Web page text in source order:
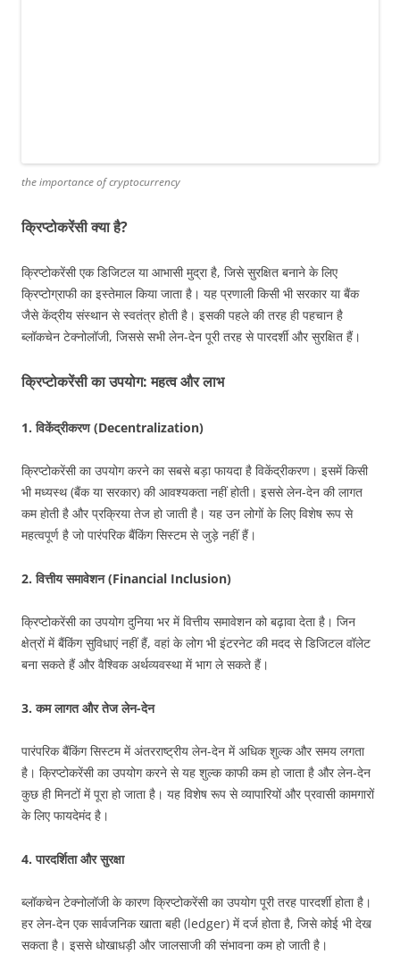
the importance of cryptocurrency
क्रिप्टोकरेंसी क्या है?
क्रिप्टोकरेंसी एक डिजिटल या आभासी मुद्रा है, जिसे सुरक्षित बनाने के लिए
क्रिप्टोग्राफी का इस्तेमाल किया जाता है। यह प्रणाली किसी भी सरकार या बैंक
जैसे केंद्रीय संस्थान से स्वतंत्र होती है। इसकी पहले की तरह ही पहचान है
ब्लॉकचेन टेक्नोलॉजी, जिससे सभी लेन-देन पूरी तरह से पारदर्शी और सुरक्षित हैं।
क्रिप्टोकरेंसी का उपयोग: महत्व और लाभ
1.विकेंद्रीकरण (Decentralization)
क्रिप्टोकरेंसी का उपयोग करने का सबसे बड़ा फायदा है विकेंद्रीकरण। इसमें किसी
भी मध्यस्थ (बैंक या सरकार) की आवश्यकता नहीं होती। इससे लेन-देन की लागत
कम होती है और प्रक्रिया तेज हो जाती है। यह उन लोगों के लिए विशेष रूप से
महत्वपूर्ण है जो पारंपरिक बैंकिंग सिस्टम से जुड़े नहीं हैं।
2.वित्तीय समावेशन (Financial Inclusion)
क्रिप्टोकरेंसी का उपयोग दुनिया भर में वित्तीय समावेशन को बढ़ावा देता है। जिन
क्षेत्रों में बैंकिंग सुविधाएं नहीं हैं, वहां के लोग भी इंटरनेट की मदद से डिजिटल वॉलेट
बना सकते हैं और वैश्विक अर्थव्यवस्था में भाग ले सकते हैं।
3.कम लागत और तेज लेन-देन
पारंपरिक बैंकिंग सिस्टम में अंतरराष्ट्रीय लेन-देन में अधिक शुल्क और समय लगता
है। क्रिप्टोकरेंसी का उपयोग करने से यह शुल्क काफी कम हो जाता है और लेन-देन
कुछ ही मिनटों में पूरा हो जाता है। यह विशेष रूप से व्यापारियों और प्रवासी कामगारों
के लिए फायदेमंद है।
4.पारदर्शिता और सुरक्षा
ब्लॉकचेन टेक्नोलॉजी के कारण क्रिप्टोकरेंसी का उपयोग पूरी तरह पारदर्शी होता है।
हर लेन-देन एक सार्वजनिक खाता बही (ledger) में दर्ज होता है, जिसे कोई भी देख
सकता है। इससे धोखाधड़ी और जालसाजी की संभावना कम हो जाती है।